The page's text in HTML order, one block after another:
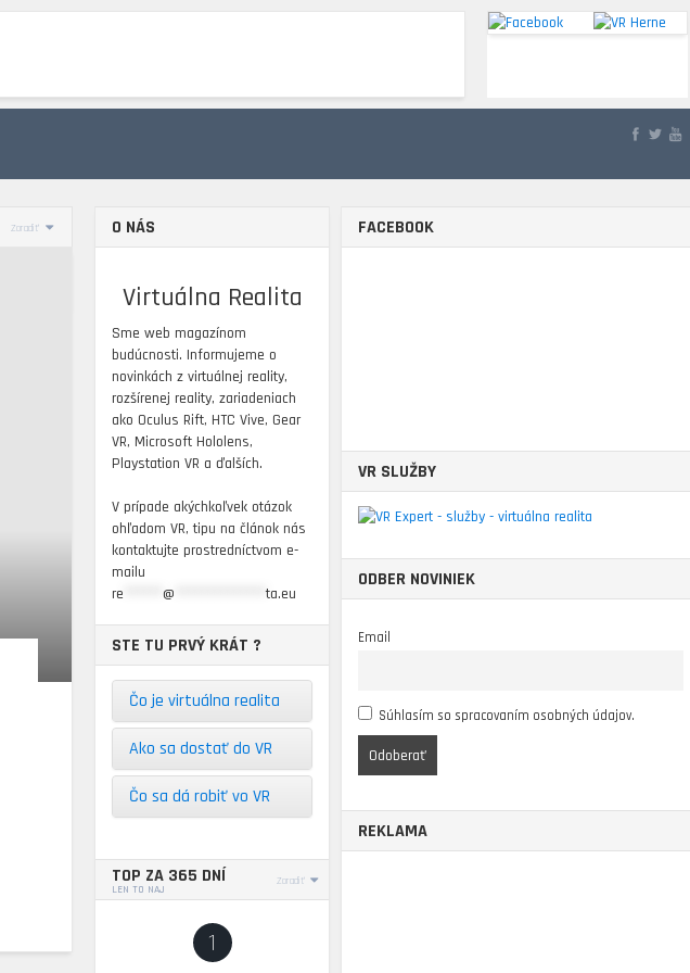
Zoradiť O NÁS
Virtuálna Realita
Sme web magazínom
budúcnosti. Informujeme o
novinkách z virtuálnej reality,
rozšírenej reality, zariadeniach
ako Oculus Rift, HTC Vive, Gear
VR, Microsoft Hololens,
Playstation VR a ďalších.
V prípade akýchkoľvek otázok
ohľadom VR, tipu na článok nás
kontaktujte prostredníctvom e-
mailu
re ******@ **************ta.eu
STE TU PRVÝ KRÁT ?
Čo je virtuálna realita
Ako sa dostať do VR
Čo sa dá robiť vo VR
TOP ZA 365 DNÍ
LEN TO NAJ
Zoradiť
1
FACEBOOK
VR SLUŽBY
ODBER NOVINIEK
Email
Súhlasím so spracovaním osobných údajov.
REKLAMA